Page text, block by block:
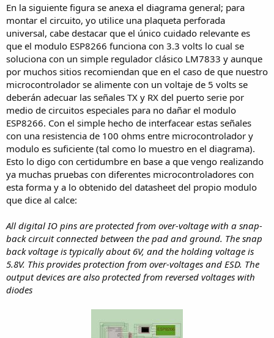
En la siguiente figura se anexa el diagrama general; para
montar el circuito, yo utilice una plaqueta perforada
universal, cabe destacar que el único cuidado relevante es
que el modulo ESP8266 funciona con 3.3 volts lo cual se
soluciona con un simple regulador clásico LM7833 y aunque
por muchos sitios recomiendan que en el caso de que nuestro
microcontrolador se alimente con un voltaje de 5 volts se
deberán adecuar las señales TX y RX del puerto serie por
medio de circuitos especiales para no dañar el modulo
ESP8266. Con el simple hecho de interfacear estas señales
con una resistencia de 100 ohms entre microcontrolador y
modulo es suficiente (tal como lo muestro en el diagrama).
Esto lo digo con certidumbre en base a que vengo realizando
ya muchas pruebas con diferentes microcontroladores con
esta forma y a lo obtenido del datasheet del propio modulo
que dice al calce:
All digital IO pins are protected from over-voltage with a snap-
back circuit connected between the pad and ground. The snap
back voltage is typically about 6V, and the holding voltage is
5.8V. This provides protection from over-voltages and ESD. The
output devices are also protected from reversed voltages with
diodes